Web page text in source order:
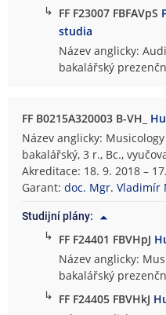
↳ FF F23007 FBFAVpS
studia
Název anglicky:
bakalářský
FF B0215A320003 B-VH_
Název anglicky: Musicology
bakalářský, 3 r., Bc.,
Akreditace: 18. 9. 2018 –
Garant:doc. Mgr. Vladimír
Studijní plány:
↳ FF F24401 FBVHpJ
Název anglicky:
bakalářský
↳ FF F24405 FBVHkJ